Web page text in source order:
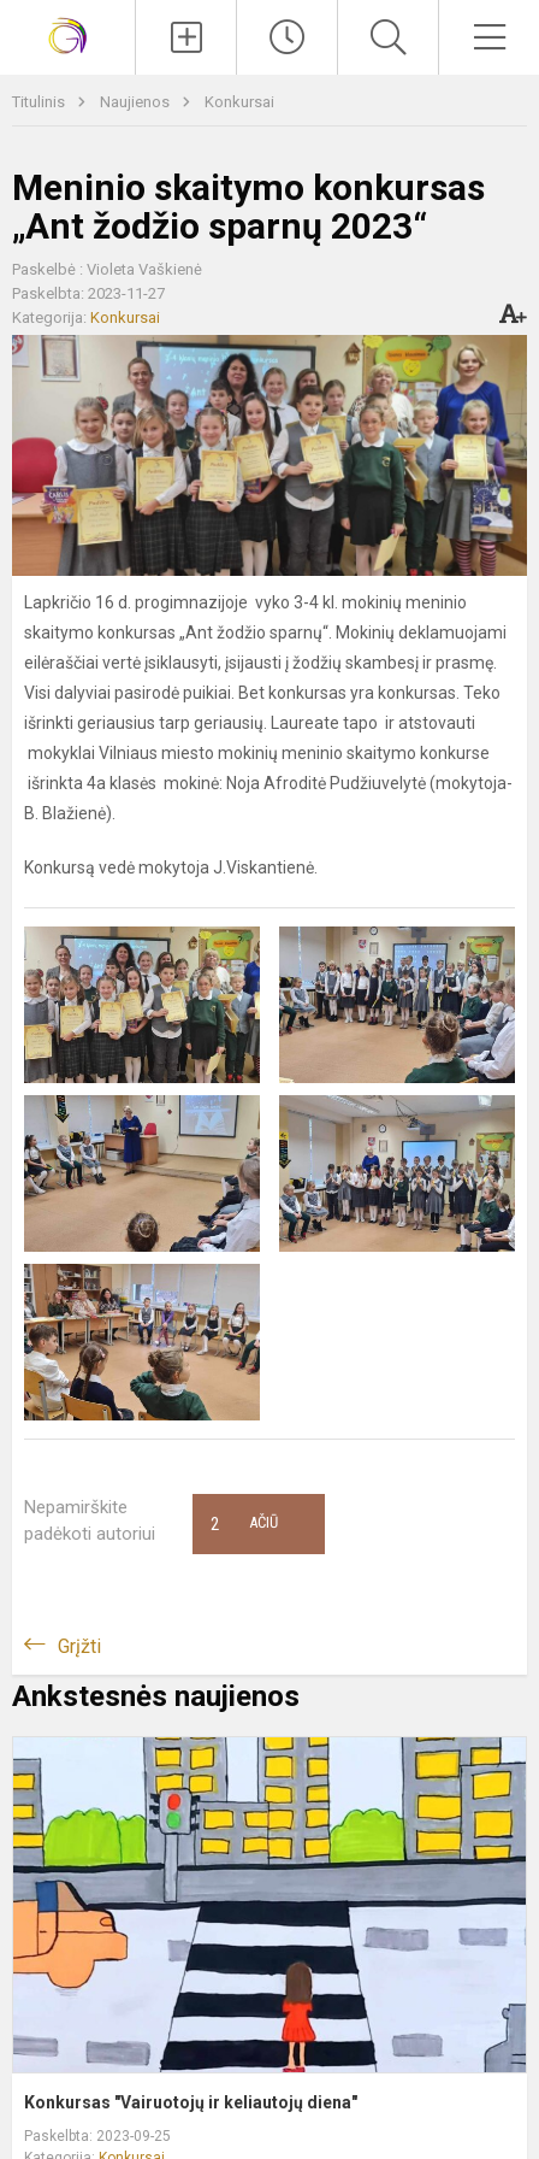
Titulinis Naujienos Konkursai
Meninio skaitymo konkursas
„Ant žodžio sparnų 2023“
Paskelbė : Violeta Vaškienė
Paskelbta: 2023-11-27
Kategorija: Konkursai
Lapkričio 16 d. progimnazijoje vyko 3-4 kl. mokinių meninio
skaitymo konkursas „Ant žodžio sparnų“. Mokinių deklamuojami
eilėraščiai vertė įsiklausyti, įsijausti į žodžių skambesį ir prasmę.
Visi dalyviai pasirodė puikiai. Bet konkursas yra konkursas. Teko
išrinkti geriausius tarp geriausių. Laureate tapo ir atstovauti
mokyklai Vilniaus miesto mokinių meninio skaitymo konkurse
išrinkta 4a klasės mokinė: Noja Afroditė Pudžiuvelytė (mokytoja-
B. Blažienė).
Konkursą vedė mokytoja J.Viskantienė.
Nepamirškite
padėkoti autoriui
AČIŪ
2
Grįžti
Ankstesnės naujienos
Konkursas "Vairuotojų ir keliautojų diena"
Paskelbta: 2023-09-25